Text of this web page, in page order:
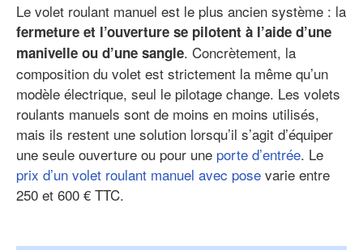
Le volet roulant manuel est le plus ancien système : la
fermeture et l’ouverture se pilotent à l’aide d’une
manivelle ou d’une sangle. Concrètement, la
composition du volet est strictement la même qu’un
modèle électrique, seul le pilotage change. Les volets
roulants manuels sont de moins en moins utilisés,
mais ils restent une solution lorsqu’il s’agit d’équiper
une seule ouverture ou pour une porte d’entrée. Le
prix d’un volet roulant manuel avec pose varie entre
250 et 600 € TTC.